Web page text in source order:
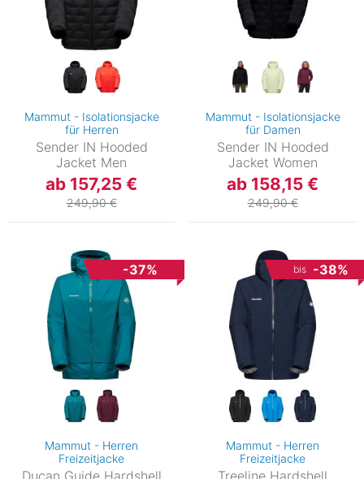
Mammut - Isolationsjacke
für Herren
Sender IN Hooded
Jacket Men
ab 157,25 €
249,90 €
Mammut - Isolationsjacke
für Damen
Sender IN Hooded
Jacket Women
ab 158,15 €
249,90 €
-37%
Mammut - Herren
Freizeitjacke
Ducan Guide Hardshell
bis -38%
Mammut - Herren
Freizeitjacke
Treeline Hardshell